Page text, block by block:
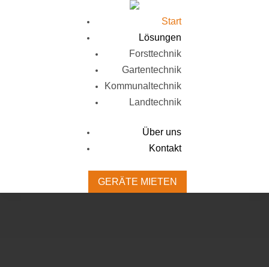
Start
Lösungen
Forsttechnik
Gartentechnik
Kommunaltechnik
Landtechnik
Über uns
Kontakt
GERÄTE MIETEN